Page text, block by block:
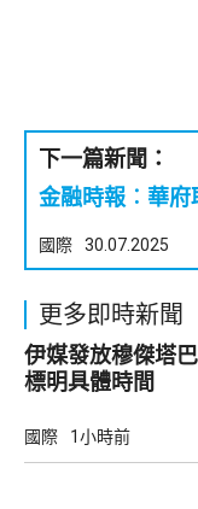
下一篇新聞：
金融時報︰華
國際 30.07.2025
更多即時新聞
伊媒發放穆傑塔巴視
標明具體時間
國際 1小時前